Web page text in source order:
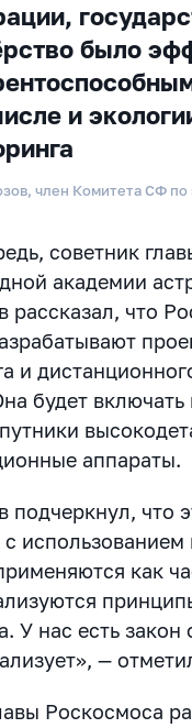
было
и
член Комитета СФ
советник
академии
рассказал, что
и
будет
аппараты.
подчеркнул, что
как
У нас есть
—
Роскосмоса